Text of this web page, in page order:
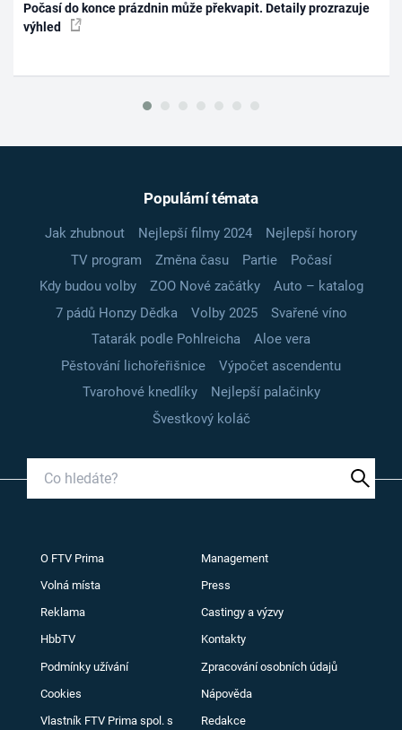
Počasí do konce prázdnin může překvapit. Detaily prozrazuje
výhled
Populární témata
Jak zhubnout Nejlepší filmy 2024
Nejlepší horory
TV program
Změna času Partie
Počasí
Kdy budou volby
ZOO Nové začátky
Auto – katalog
7 pádů Honzy Dědka
Volby 2025
Svařené víno
Tatarák podle Pohlreicha
Aloe vera
Pěstování lichořeřišnice
Výpočet ascendentu
Tvarohové knedlíky
Nejlepší palačinky
Švestkový koláč
O FTV Prima Management
Volná místa Press
Reklama Castingy a výzvy
HbbTV Kontakty
Podmínky užívání Zpracování osobních údajů
Cookies Nápověda
Vlastník FTV Prima spol. s Redakce